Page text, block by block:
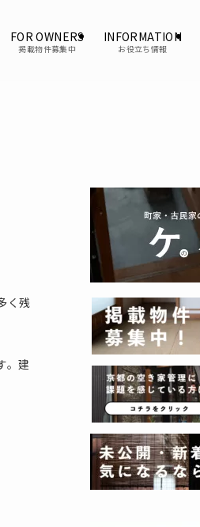
FOR OWNERS
掲載物件募集中
INFORMATION
お役立ち情報
く残
。建